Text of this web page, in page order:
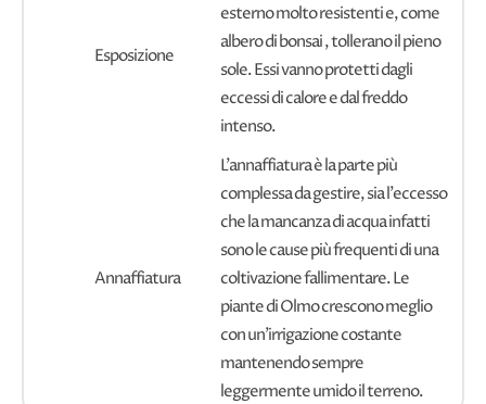
Esposizione
esterno molto resistenti e, come
albero di bonsai , tollerano il pieno
sole. Essi vanno protetti dagli
eccessi di calore e dal freddo
intenso.
Annaffiatura
L'annaffiatura è la parte più
complessa da gestire, sia l'eccesso
che la mancanza di acqua infatti
sono le cause più frequenti di una
coltivazione fallimentare. Le
piante di Olmo crescono meglio
con un'irrigazione costante
mantenendo sempre
leggermente umido il terreno.